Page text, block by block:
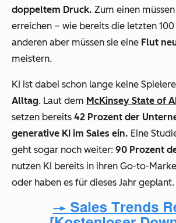
doppeltem Druck. Zum einen
erreichen – wie bereits die letzten 100
anderen aber müssen sie eine Flut
meistern.
KI ist dabei schon lange keine
Alltag. Laut dem McKinsey State of
setzen bereits 42 Prozent der
generative KI im Sales ein. Eine
geht sogar noch weiter: 90 Prozent
nutzen KI bereits in ihren Go-to-
oder haben es für dieses Jahr geplant.